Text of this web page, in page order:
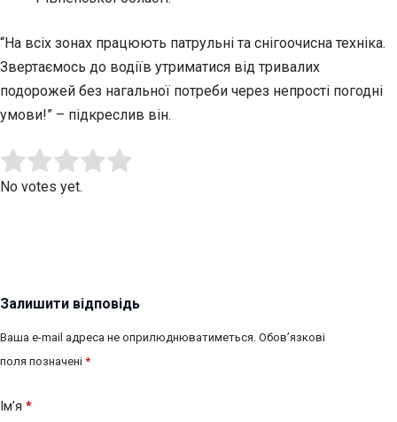
“На всіх зонах працюють патрульні та снігоочисна техніка.
Звертаємось до водіїв утриматися від тривалих
подорожей без нагальної потреби через непрості погодні
умови!” – підкреслив він.
Rate this item:
No votes yet.
Залишити відповідь
Ваша e-mail адреса не оприлюднюватиметься. Обов’язкові
поля позначені *
Ім’я *